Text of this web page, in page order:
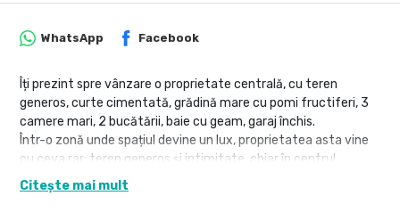
WhatsApp Facebook
Îți prezint spre vânzare o proprietate centrală, cu teren
generos, curte cimentată, grădină mare cu pomi fructiferi, 3
camere mari, 2 bucătării, baie cu geam, garaj închis.
Într-o zonă unde spațiul devine un lux, proprietatea asta vine
cu ceva rar: teren generos și intimitate, chiar în centrul
orașului.
Citește mai mult